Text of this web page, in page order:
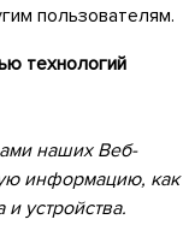
пользователям.
технологий
наших Веб-
информацию, как
устройства.